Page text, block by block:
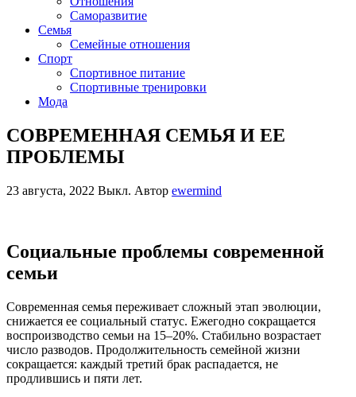
Саморазвитие
Семья
Семейные отношения
Спорт
Спортивное питание
Спортивные тренировки
Мода
СОВРЕМЕННАЯ СЕМЬЯ И ЕЕ
ПРОБЛЕМЫ
23 августа, 2022 Выкл. Автор ewermind
Социальные проблемы современной
семьи
Современная семья переживает сложный этап эволюции,
снижается ее социальный статус. Ежегодно сокращается
воспроизводство семьи на 15–20%. Ста­бильно возрастает
число разводов. Продолжительность семейной жизни
сокращается: каждый третий брак распадается, не
продлившись и пяти лет.